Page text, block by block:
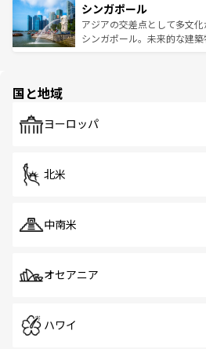
参照してほしい。
激する。気候は一年中温暖で
が待っている。親しみやす
た文化、そして多様な観光
み、どこを訪れても感動する
ており、効率よく見どころ
うな絶景から文化的な体験
シンガポール
アジアの交差点として多文
シンガポール。未来的な建
で、ホーカーズは地元の風情
国と地域
ヨーロッパ
北米
中南米
オセアニア
ハワイ